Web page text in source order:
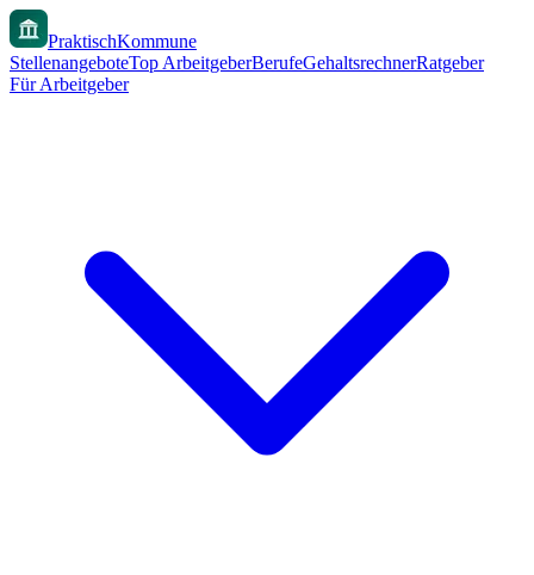
PraktischKommune
StellenangeboteTop ArbeitgeberBerufeGehaltsrechnerRatgeber
Für Arbeitgeber